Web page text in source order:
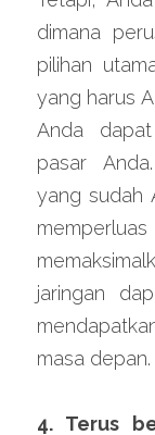
dimana
pilihan
yang harus
Anda
pasar
yang sudah
jaringan
masa depan.
4. Terus